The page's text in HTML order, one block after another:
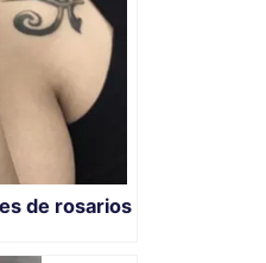
de rosarios